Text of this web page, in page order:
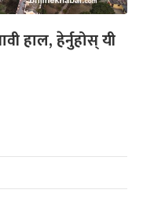
हाल, हेर्नुहोस् यी